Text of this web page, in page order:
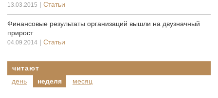
13.03.2015 | Статьи
Финансовые результаты организаций вышли на двузначный
прирост
04.09.2014 | Статьи
читают
день
неделя месяц